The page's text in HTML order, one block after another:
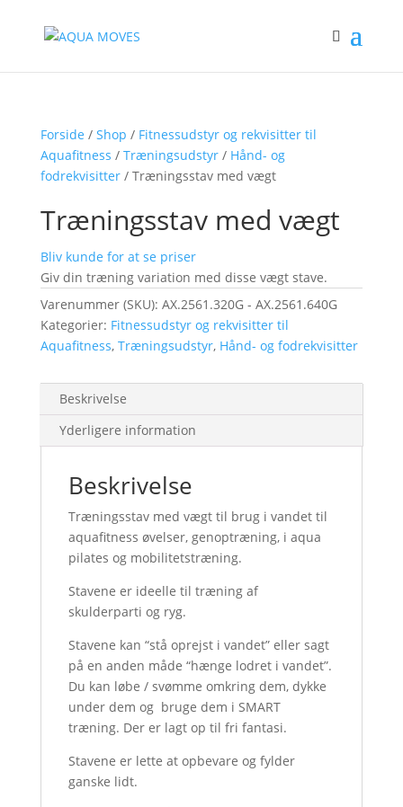
Forside / Shop / Fitnessudstyr og rekvisitter til
Aquafitness / Træningsudstyr/ Hånd- og
fodrekvisitter/ Træningsstav med vægt
Træningsstav med vægt
Bliv kunde for at se priser
Giv din træning variation med disse vægt stave.
Varenummer (SKU): AX.2561.320G - AX.2561.640G
Kategorier: Fitnessudstyr og rekvisitter til
Aquafitness, Træningsudstyr, Hånd- og fodrekvisitter
Beskrivelse
Yderligere information
Beskrivelse
Træningsstav med vægt til brug i vandet til
aquafitness øvelser, genoptræning, i aqua
pilates og mobilitetstræning.
Stavene er ideelle til træning af
skulderparti og ryg.
Stavene kan “stå oprejst i vandet” eller sagt
på en anden måde “hænge lodret i vandet”.
Du kan løbe / svømme omkring dem, dykke
under dem og bruge dem i SMART
træning. Der er lagt op til fri fantasi.
Stavene er lette at opbevare og fylder
ganske lidt.